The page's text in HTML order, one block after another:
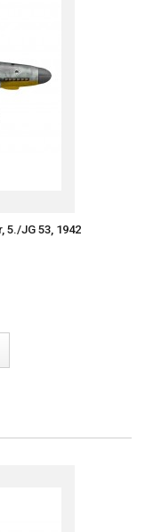
5./JG 53, 1942